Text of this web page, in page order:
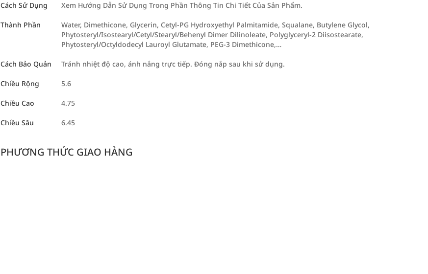
Cách Sử Dụng Xem Hướng Dẫn Sử Dụng Trong Phần Thông Tin Chi Tiết Của Sản Phẩm.
Thành Phần
Water, Dimethicone, Glycerin, Cetyl-PG Hydroxyethyl Palmitamide, Squalane, Butylene Glycol,
Phytosteryl/Isostearyl/Cetyl/Stearyl/Behenyl Dimer Dilinoleate, Polyglyceryl-2 Diisostearate,
Phytosteryl/Octyldodecyl Lauroyl Glutamate, PEG-3 Dimethicone,…
Cách Bảo Quản Tránh nhiệt độ cao, ánh nắng trực tiếp. Đóng nắp sau khi sử dụng.
Chiều Rộng 5.6
Chiều Cao 4.75
Chiều Sâu 6.45
PHƯƠNG THỨC GIAO HÀNG